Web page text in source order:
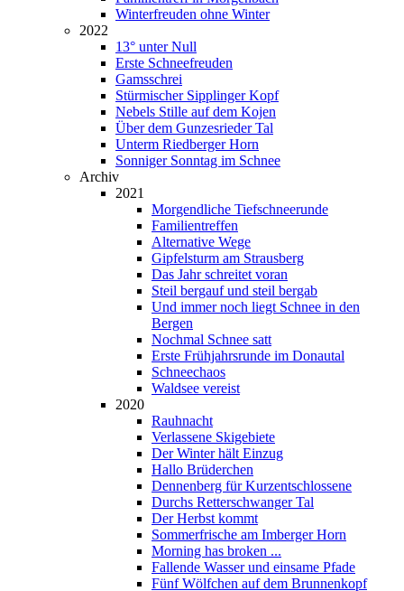
Winterfreuden ohne Winter
2022
13° unter Null
Erste Schneefreuden
Gamsschrei
Stürmischer Sipplinger Kopf
Nebels Stille auf dem Kojen
Über dem Gunzesrieder Tal
Unterm Riedberger Horn
Sonniger Sonntag im Schnee
Archiv
2021
Morgendliche Tiefschneerunde
Familientreffen
Alternative Wege
Gipfelsturm am Strausberg
Das Jahr schreitet voran
Steil bergauf und steil bergab
Und immer noch liegt Schnee in den
Bergen
Nochmal Schnee satt
Erste Frühjahrsrunde im Donautal
Schneechaos
Waldsee vereist
2020
Rauhnacht
Verlassene Skigebiete
Der Winter hält Einzug
Hallo Brüderchen
Dennenberg für Kurzentschlossene
Durchs Retterschwanger Tal
Der Herbst kommt
Sommerfrische am Imberger Horn
Morning has broken ...
Fallende Wasser und einsame Pfade
Fünf Wölfchen auf dem Brunnenkopf